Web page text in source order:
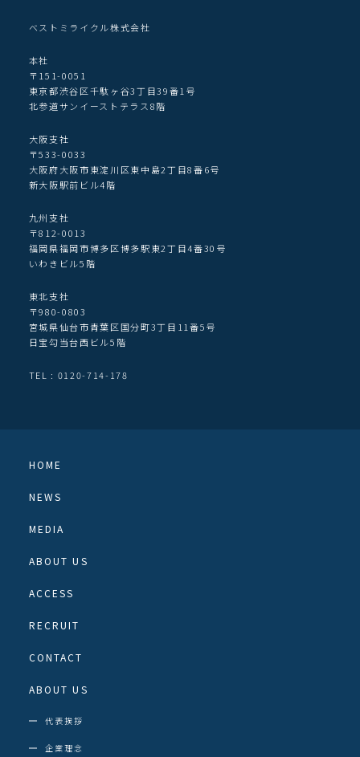
ベストミライクル株式会社
本社
〒151-0051
東京都渋谷区千駄ヶ谷3丁目39番1号
北参道サンイーストテラス8階
大阪支社
〒533-0033
大阪府大阪市東淀川区東中島2丁目8番6号
新大阪駅前ビル4階
九州支社
〒812-0013
福岡県福岡市博多区博多駅東2丁目4番30号
いわきビル5階
東北支社
〒980-0803
宮城県仙台市青葉区国分町3丁目11番5号
日宝勾当台西ビル5階
TEL : 0120-714-178
HOME
NEWS
MEDIA
ABOUT US
ACCESS
RECRUIT
CONTACT
ABOUT US
代表挨拶
企業理念